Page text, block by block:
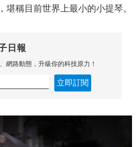
，堪稱目前世界上最小的小提琴。
日報
網路動態，升級你的科技原力！
立即訂閱